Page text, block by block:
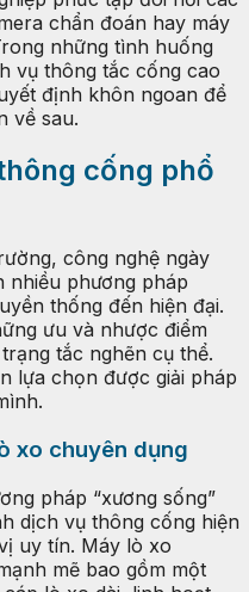
chẩn đoán hay máy
những tình huống
vụ thông tắc cống cao
định khôn ngoan để
về sau.
cống phổ
công nghệ ngày
nhiều phương pháp
thống đến hiện đại.
ưu và nhược điểm
tắc nghẽn cụ thể.
lựa chọn được giải pháp
xo chuyên dụng
pháp “xương sống”
dịch vụ thông cống hiện
uy tín. Máy lò xo
mẽ bao gồm một